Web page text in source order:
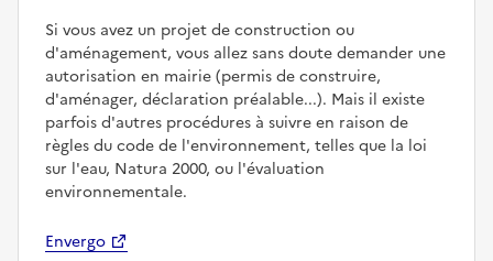
Si vous avez un projet de construction ou
d'aménagement, vous allez sans doute demander une
autorisation en mairie (permis de construire,
d'aménager, déclaration préalable...). Mais il existe
parfois d'autres procédures à suivre en raison de
règles du code de l'environnement, telles que la loi
sur l'eau, Natura 2000, ou l'évaluation
environnementale.
Envergo